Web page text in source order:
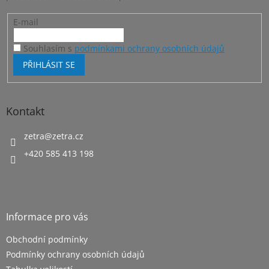
E-mail
Souhlasím s podmínkami ochrany osobních údajů
PŘIHLÁSIT SE
Kontakt
zetra@zetra.cz
+420 585 413 198
Informace pro vás
Obchodní podmínky
Podmínky ochrany osobních údajů